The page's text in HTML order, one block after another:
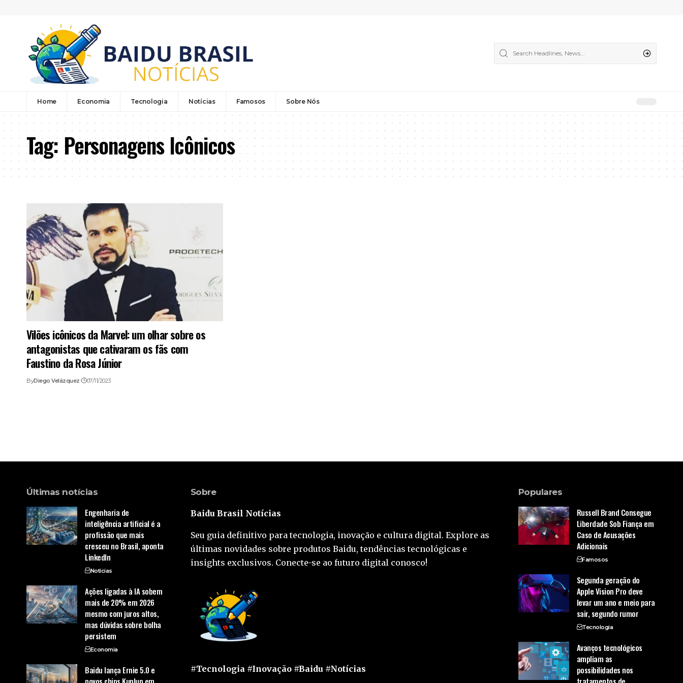
Home Economia Tecnologia Notícias Famosos Sobre Nós
Tag:Personagens Icônicos
Vilões icônicos da Marvel: um olhar sobre os
antagonistas que cativaram os fãs com
Faustino da Rosa Júnior
ByDiego Velázquez 07/11/2023
Últimas notícias
Engenharia de
inteligência artificial é a
profissão que mais
cresceu no Brasil, aponta
LinkedIn
Notícias
Ações ligadas à IA sobem
mais de 20% em 2026
mesmo com juros altos,
mas dúvidas sobre bolha
persistem
Economia
Baidu lança Ernie 5.0 e
novos chips Kunlun em
Sobre
Baidu Brasil Notícias
Seu guia definitivo para tecnologia, inovação e cultura digital. Explore as
últimas novidades sobre produtos Baidu, tendências tecnológicas e
insights exclusivos. Conecte-se ao futuro digital conosco!
#Tecnologia #Inovação #Baidu #Notícias
Populares
Russell Brand Consegue
Liberdade Sob Fiança em
Caso de Acusações
Adicionais
Famosos
Segunda geração do
Apple Vision Pro deve
levar um ano e meio para
sair, segundo rumor
Tecnologia
Avanços tecnológicos
ampliam as
possibilidades nos
tratamentos de